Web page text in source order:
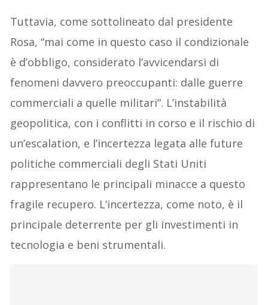
Tuttavia, come sottolineato dal presidente
Rosa, “mai come in questo caso il condizionale
è d’obbligo, considerato l’avvicendarsi di
fenomeni davvero preoccupanti: dalle guerre
commerciali a quelle militari”. L’instabilità
geopolitica, con i conflitti in corso e il rischio di
un’escalation, e l’incertezza legata alle future
politiche commerciali degli Stati Uniti
rappresentano le principali minacce a questo
fragile recupero. L’incertezza, come noto, è il
principale deterrente per gli investimenti in
tecnologia e beni strumentali.